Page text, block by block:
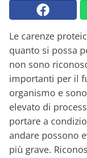
Le carenze
quanto si possa
non sono
importanti per il
organismo e
elevato di
portare a
andare possono
più grave.